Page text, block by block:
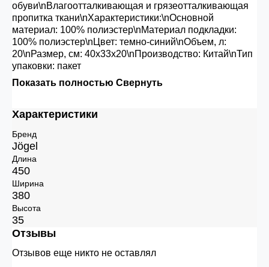
обуви\nВлагоотталкивающая и грязеотталкивающая
пропитка ткани\nХарактеристики:\nОсновной
материал: 100% полиэстер\nМатериал подкладки:
100% полиэстер\nЦвет: темно-синий\nОбъем, л:
20\nРазмер, см: 40х33х20\nПроизводство: Китай\nТип
упаковки: пакет
Показать полностью Свернуть
Характеристики
Бренд
Jögel
Длина
450
Ширина
380
Высота
35
Отзывы
Отзывов еще никто не оставлял